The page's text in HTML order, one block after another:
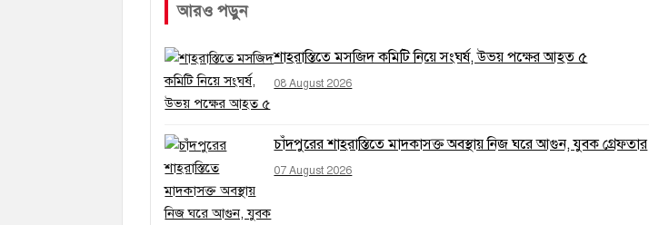
আরও পড়ুন
শাহরাস্তিতে মসজিদ কমিটি নিয়ে সংঘর্ষ, উভয় পক্ষের আহত ৫
08 August 2026
চাঁদপুরের শাহরাস্তিতে মাদকাসক্ত অবস্থায় নিজ ঘরে আগুন, যুবক গ্রেফতার
07 August 2026